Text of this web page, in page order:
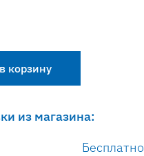
корзину
из магазина:
Бесплатно